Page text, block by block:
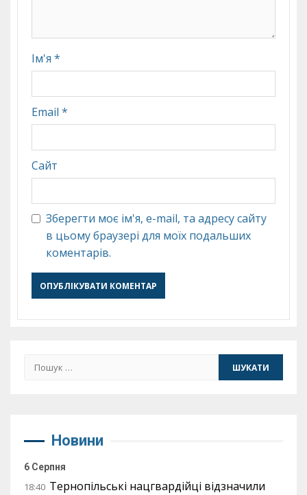
Ім'я *
Email *
Сайт
Зберегти моє ім'я, e-mail, та адресу сайту
в цьому браузері для моїх подальших
коментарів.
Пошук:
Новини
6 Серпня
18:40 Тернопільські нацгвардійці відзначили